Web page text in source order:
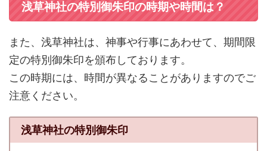
浅草神社の特別御朱印の時期や時間は？
また、浅草神社は、神事や行事にあわせて、期間限
定の特別御朱印を頒布しております。
この時期には、時間が異なることがありますのでご
注意ください。
浅草神社の特別御朱印